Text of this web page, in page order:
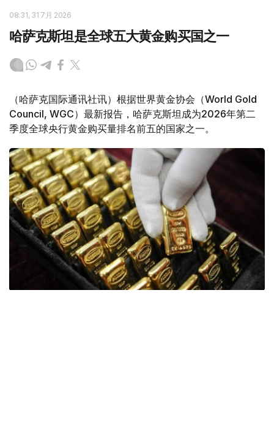
08:31, 31 7月 2026
哈萨克斯坦是全球五大黄金购买国之一
（哈萨克国际通讯社讯）根据世界黄金协会（World Gold
Council, WGC）最新报告，哈萨克斯坦成为2026年第二
季度全球央行黄金购买量排名前五的国家之一。